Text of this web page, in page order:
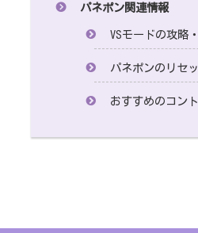
パネポン関連情報
VSモードの攻略
パネポンのリセ
おすすめのコン